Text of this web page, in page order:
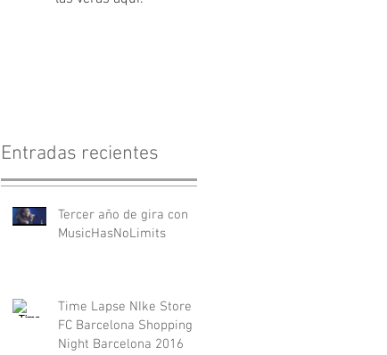
Entradas recientes
Tercer año de gira con
MusicHasNoLimits
Time Lapse NIke Store
FC Barcelona Shopping
Night Barcelona 2016